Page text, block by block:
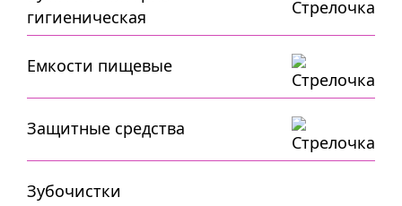
гигиеническая
Емкости пищевые
Защитные средства
Зубочистки